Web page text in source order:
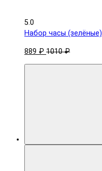
5.0
Набор часы (зелёные)
889 ₽ 1010 ₽